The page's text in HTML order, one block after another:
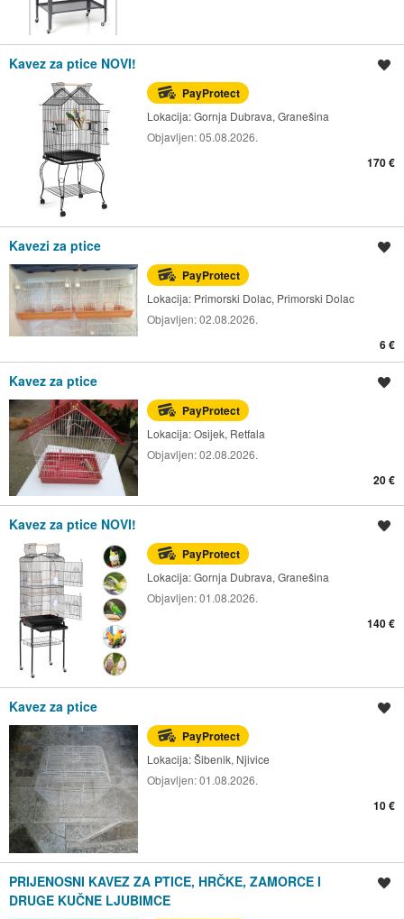
Kavez za ptice NOVI!
PayProtect
Lokacija:Gornja Dubrava, Granešina
Objavljen:05.08.2026.
170 €
Kavezi za ptice
PayProtect
Lokacija: Primorski Dolac, Primorski Dolac
Objavljen:02.08.2026.
6 €
Kavez za ptice
PayProtect
Lokacija:Osijek, Retfala
Objavljen:02.08.2026.
20 €
Kavez za ptice NOVI!
PayProtect
Lokacija:Gornja Dubrava, Granešina
Objavljen:01.08.2026.
140 €
Kavez za ptice
PayProtect
Lokacija:Šibenik, Njivice
Objavljen:01.08.2026.
10 €
PRIJENOSNI KAVEZ ZA PTICE, HRČKE, ZAMORCE I
DRUGE KUČNE LJUBIMCE